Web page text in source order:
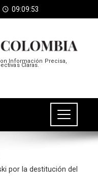
09:09:53
Información Precisa,
Claras.
por la destitución del